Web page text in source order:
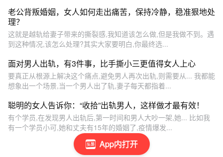
App内打开
老公背叛婚姻，女人如何走出痛苦，保持冷静，稳准狠地处
理？
这就是越轨给妻子带来的撕裂感,我知道该怎么做,但是我做不到。遇
到这种情况,该怎么处理?其实大家要明白,你最终选...
面对男人出轨，有3件事，比手撕小三更值得女人上心
要真正从根源上解决这个痛点,避免男人再次出轨,则需要从... 我都能
想象出一个场景,当一个男人出了轨,妻子每天都指着...
聪明的女人告诉你：“收拾”出轨男人，这样做才最有效！
有个学员,在发现男人出轨后,第一时间和男人大吵一架,她... 比如我
有一个学员小可,她和丈夫有15年的婚姻了,疫情爆发...